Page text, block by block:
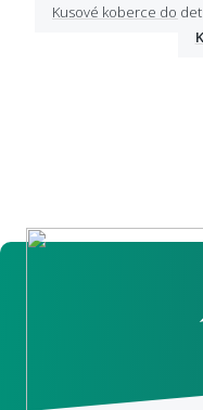
Kusové koberce do